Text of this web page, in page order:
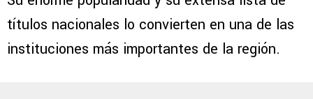
títulos nacionales lo convierten en una de las
instituciones más importantes de la región.